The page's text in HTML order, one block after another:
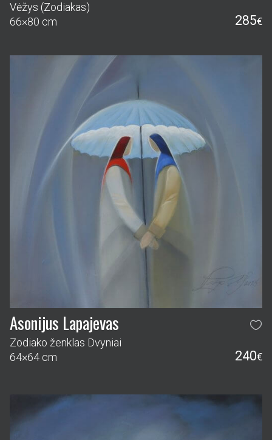
Vėžys (Zodiakas)
66×80 cm
285€
Asonijus Lapajevas
Zodiako ženklas Dvyniai
64×64 cm
240€